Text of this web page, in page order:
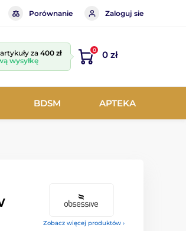
Porównanie Zaloguj sie
za400 zł
wysyłkę
0 0 zł
BDSM APTEKA
Zobacz więcej produktów ›